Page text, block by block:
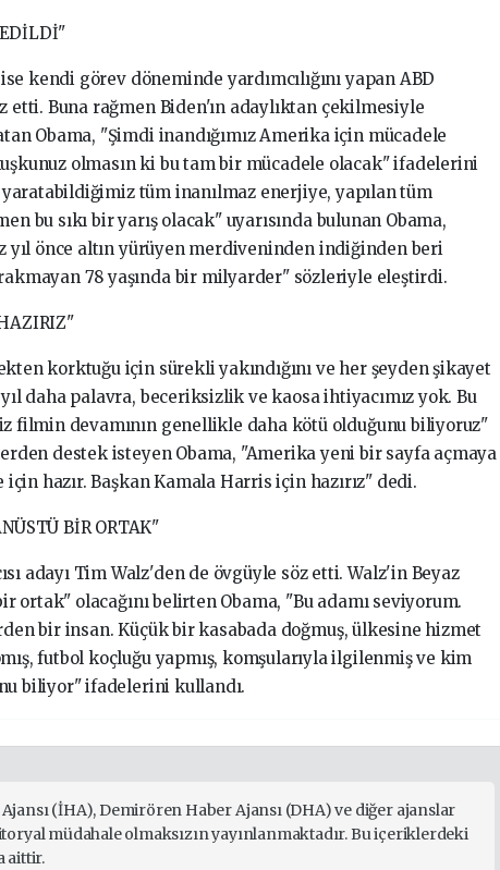
ise kendi görev döneminde yardımcılığını yapan ABD
etti. Buna rağmen Biden'ın adaylıktan çekilmesiyle
Obama, "Şimdi inandığımız Amerika için mücadele
olmasın ki bu tam bir mücadele olacak" ifadelerini
tüm inanılmaz enerjiye, yapılan tüm
bu sıkı bir yarış olacak" uyarısında bulunan Obama,
yıl önce altın yürüyen merdiveninden indiğinden beri
78 yaşında bir milyarder" sözleriyle eleştirdi.
korktuğu için sürekli yakındığını ve her şeyden şikayet
daha palavra, beceriksizlik ve kaosa ihtiyacımız yok. Bu
filmin devamının genellikle daha kötü olduğunu biliyoruz"
destek isteyen Obama, "Amerika yeni bir sayfa açmaya
hazır. Başkan Kamala Harris için hazırız" dedi.
BİR ORTAK"
adayı Tim Walz'den de övgüyle söz etti. Walz'in Beyaz
ortak" olacağını belirten Obama, "Bu adamı seviyorum.
bir insan. Küçük bir kasabada doğmuş, ülkesine hizmet
futbol koçluğu yapmış, komşularıyla ilgilenmiş ve kim
biliyor" ifadelerini kullandı.
(İHA), Demirören Haber Ajansı (DHA) ve diğer ajanslar
müdahale olmaksızın yayınlanmaktadır. Bu içeriklerdeki
aittir.